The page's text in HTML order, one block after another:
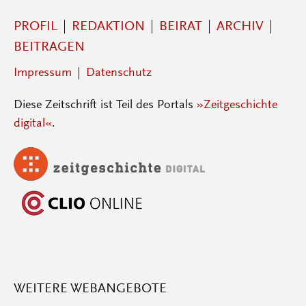
PROFIL REDAKTION BEIRAT
ARCHIV
BEITRAGEN
Impressum Datenschutz
Diese Zeitschrift ist Teil des Portals »Zeitgeschichte
digital«.
WEITERE WEBANGEBOTE